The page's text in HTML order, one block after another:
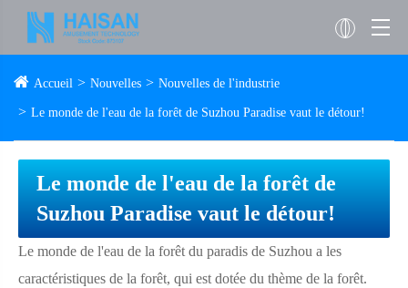
Accueil Nouvelles Nouvelles de l'industrie
Le monde de l'eau de la forêt de Suzhou Paradise vaut le détour!
Le monde de l'eau de la forêt de
Suzhou Paradise vaut le détour!
Le monde de l'eau de la forêt du paradis de Suzhou a les
caractéristiques de la forêt, qui est dotée du thème de la forêt.